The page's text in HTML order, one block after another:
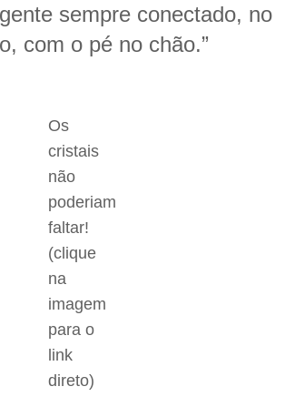
sempre conectado, no
com o pé no chão.”
Os
cristais
não
poderiam
faltar!
(clique
na
imagem
para o
link
direto)